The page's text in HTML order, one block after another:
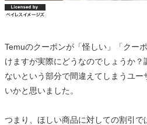
Temuのクーポンが「怪しい」「クー
けますが実際にどうなのでしょうか
ないという部分で間違えてしまうユ
いかと思いました。
つまり、ほしい商品に対しての割引で